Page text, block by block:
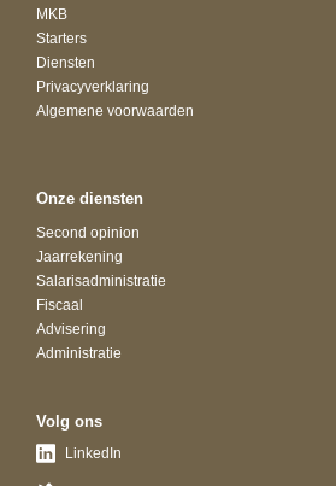
MKB
Starters
Diensten
Privacyverklaring
Algemene voorwaarden
Onze diensten
Second opinion
Jaarrekening
Salarisadministratie
Fiscaal
Advisering
Administratie
Volg ons
LinkedIn